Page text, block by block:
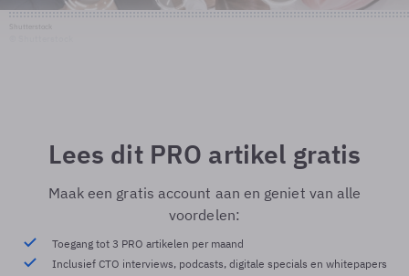
Lees dit PRO artikel gratis
Maak een gratis account aan en geniet van alle
voordelen:
Toegang tot 3 PRO artikelen per maand
Inclusief CTO interviews, podcasts, digitale specials en whitepapers